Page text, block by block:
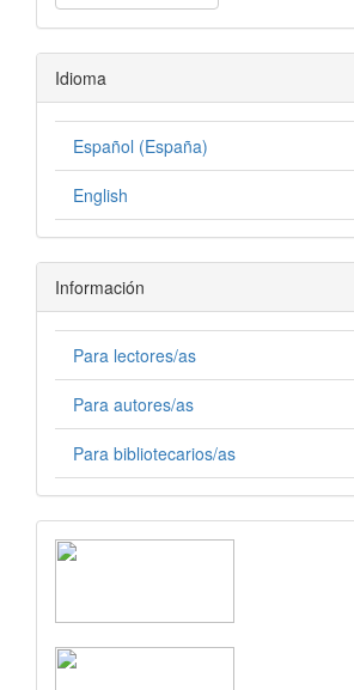
Idioma
Español (España)
English
Información
Para lectores/as
Para autores/as
Para bibliotecarios/as